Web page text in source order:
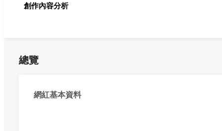
創作內容分析
總覽
網紅基本資料